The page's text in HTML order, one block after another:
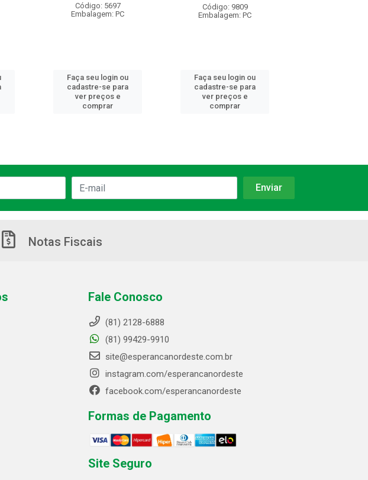
Código: 5697
Embalagem: PC
Faça seu login ou
cadastre-se para
ver preços e
comprar
Código: 9809
Embalagem: PC
Faça seu login ou
cadastre-se para
ver preços e
comprar
Notas Fiscais
Fale Conosco
(81) 2128-6888
(81) 99429-9910
site@esperancanordeste.com.br
instagram.com/esperancanordeste
facebook.com/esperancanordeste
Formas de Pagamento
Site Seguro